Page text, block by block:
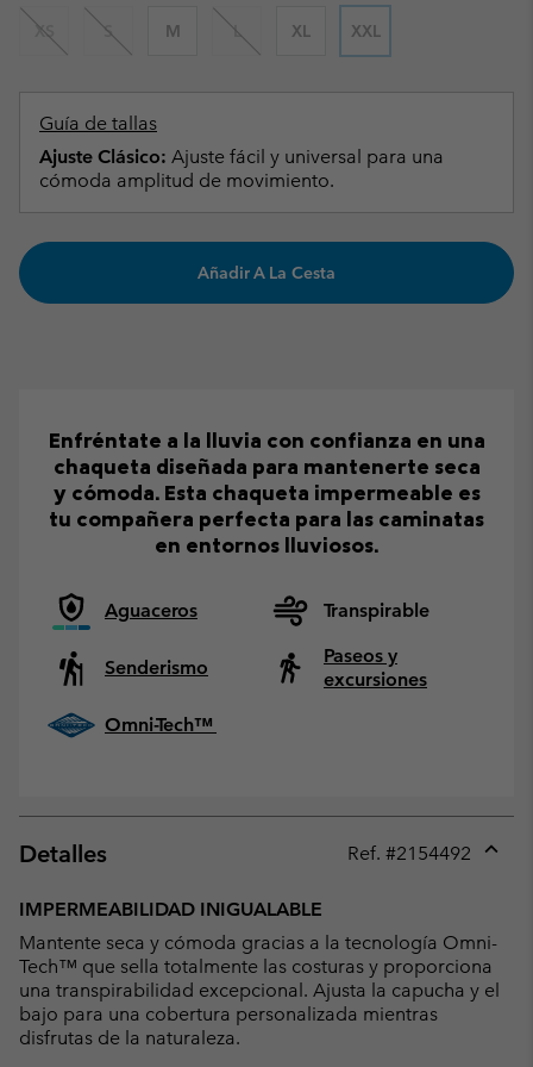
XS S M L XL XXL
Guía de tallas
Ajuste Clásico: Ajuste fácil y universal para una
cómoda amplitud de movimiento.
Añadir A La Cesta
Enfréntate a la lluvia con confianza en una
chaqueta diseñada para mantenerte seca
y cómoda. Esta chaqueta impermeable es
tu compañera perfecta para las caminatas
en entornos lluviosos.
Aguaceros Transpirable
Senderismo
Paseos y
excursiones
Omni-Tech™
Detalles Ref. #2154492
IMPERMEABILIDAD INIGUALABLE
Mantente seca y cómoda gracias a la tecnología Omni-
Tech™ que sella totalmente las costuras y proporciona
una transpirabilidad excepcional. Ajusta la capucha y el
bajo para una cobertura personalizada mientras
disfrutas de la naturaleza.